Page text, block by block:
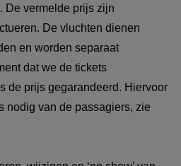
De vermelde prijs zijn
De vluchten dienen
en worden separaat
dat we de tickets
de prijs gegarandeerd. Hiervoor
nodig van de passagiers, zie